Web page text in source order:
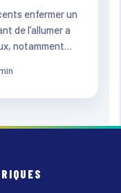
enfermer un
de l’allumer a
notamment…